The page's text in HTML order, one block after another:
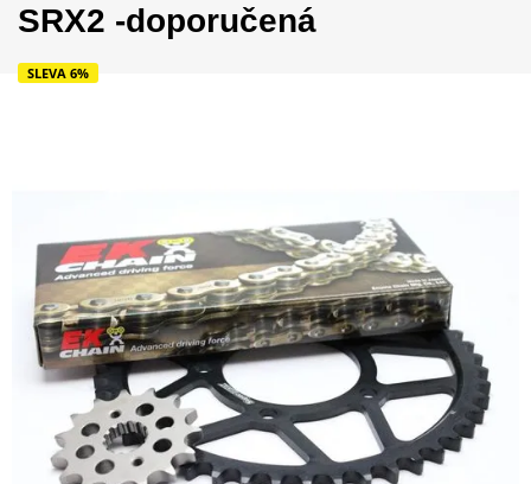
SRX2 -doporučená
SLEVA 6%